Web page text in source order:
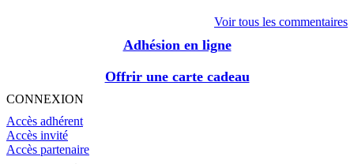
Voir tous les commentaires
Adhésion en ligne
Offrir une carte cadeau
CONNEXION
Accès adhérent
Accès invité
Accès partenaire